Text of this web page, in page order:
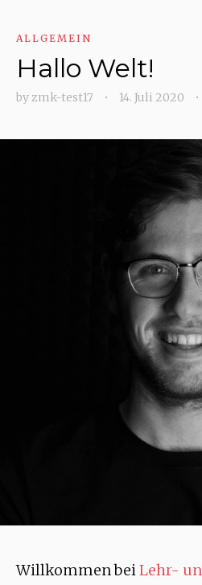
ALLGEMEIN
Hallo Welt!
byzmk-test17 • 14. Juli 2020 •
Willkommen beiLehr-